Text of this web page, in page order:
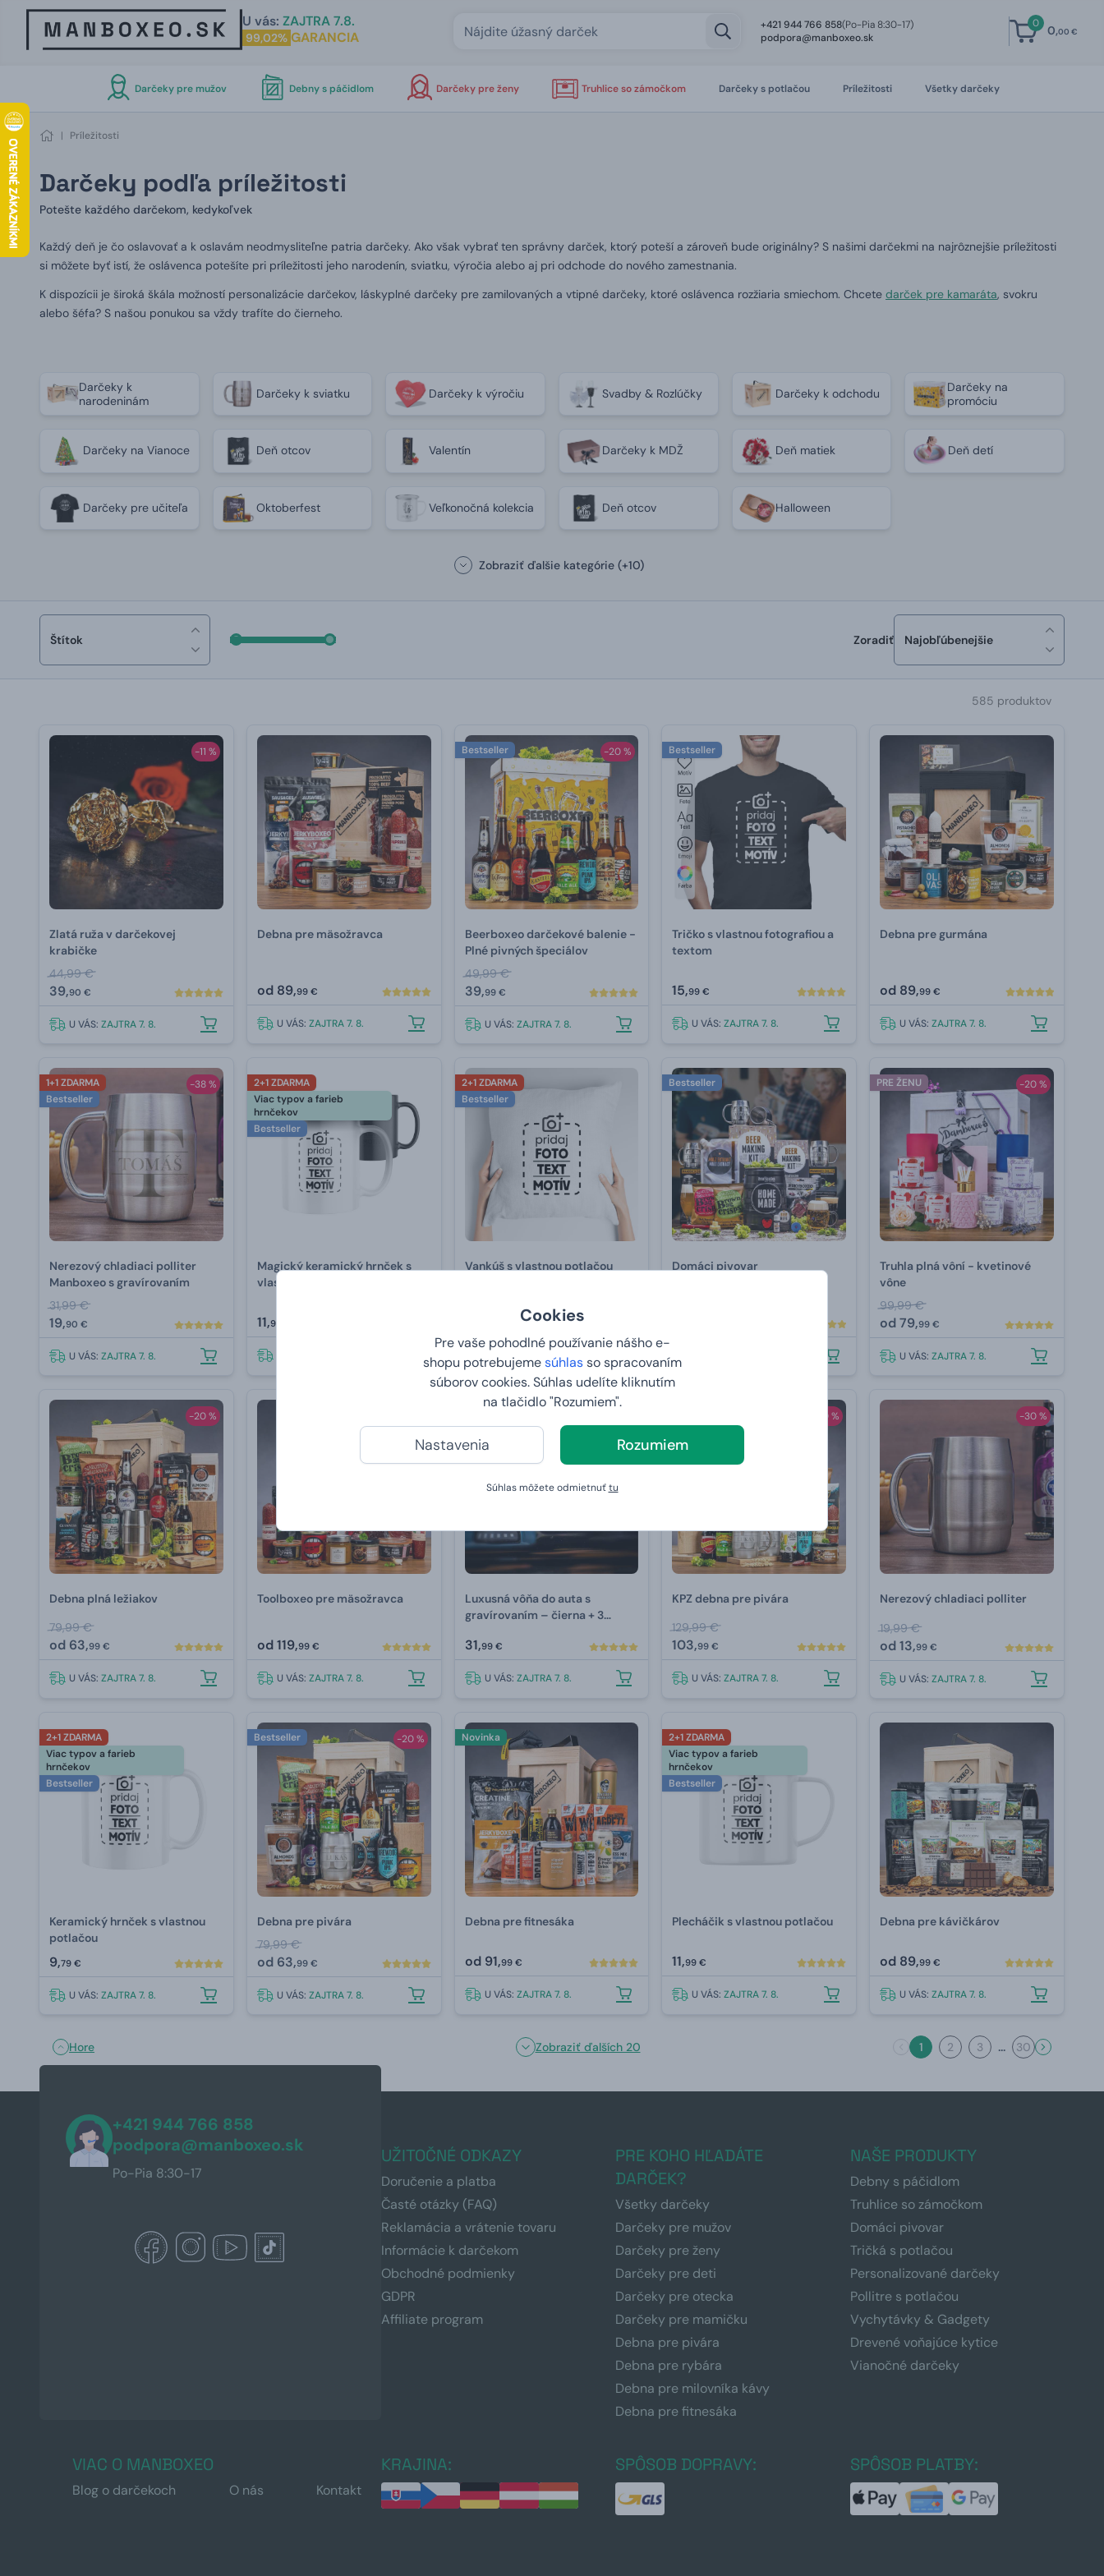
Cookies
Pre vaše pohodlné používanie nášho e-
shopu potrebujemesúhlasso spracovaním
súborov cookies. Súhlas udelíte kliknutím
na tlačidlo "Rozumiem".
Nastavenia Rozumiem
Súhlas môžete odmietnuťtu
U vás: ZAJTRA 7.8.
99,02% GARANCIA
+421 944 766 858(Po-Pia 8:30-17)
podpora@manboxeo.sk
0 0,00 €
Darčeky pre mužov Debny s páčidlom Darčeky pre ženy Truhlice so zámočkom Darčeky s potlačou Príležitosti Všetky darčeky
| Príležitosti
Darčeky podľa príležitosti
Potešte každého darčekom, kedykoľvek
Každý deň je čo oslavovať a k oslavám neodmysliteľne patria darčeky. Ako však vybrať ten správny darček, ktorý poteší a zároveň bude originálny? S našimi darčekmi na najrôznejšie príležitosti
si môžete byť istí, že oslávenca potešíte pri príležitosti jeho narodenín, sviatku, výročia alebo aj pri odchode do nového zamestnania.
K dispozícii je široká škála možností personalizácie darčekov, láskyplné darčeky pre zamilovaných a vtipné darčeky, ktoré oslávenca rozžiaria smiechom. Chcete darček pre kamaráta, svokru
alebo šéfa? S našou ponukou sa vždy trafíte do čierneho.
Darčeky k
narodeninám
Darčeky k sviatku Darčeky k výročiu Svadby & Rozlúčky Darčeky k odchodu
Darčeky na
promóciu
Darčeky na Vianoce Deň otcov Valentín Darčeky k MDŽ Deň matiek Deň detí
Darčeky pre učiteľa Oktoberfest Veľkonočná kolekcia Deň otcov Halloween
Zobraziť ďalšie kategórie (+10)
Štítok Zoradiť Najobľúbenejšie
585 produktov
-11 %
Zlatá ruža v darčekovej
krabičke
44,99 €
39,90 €
U VÁS: ZAJTRA 7. 8.
Debna pre mäsožravca
od 89,99 €
U VÁS: ZAJTRA 7. 8.
-20 %
Bestseller
Beerboxeo darčekové balenie -
Plné pivných špeciálov
49,99 €
39,99 €
U VÁS: ZAJTRA 7. 8.
Bestseller
Tričko s vlastnou fotografiou a
textom
15,99 €
U VÁS:ZAJTRA 7. 8.
Debna pre gurmána
od 89,99 €
U VÁS:ZAJTRA 7. 8.
-38 %
1+1 ZDARMA
Bestseller
Nerezový chladiaci polliter
Manboxeo s gravírovaním
31,99 €
19,90 €
U VÁS: ZAJTRA 7. 8.
2+1 ZDARMA
Viac typov a farieb
hrnčekov
Bestseller
Magický keramický hrnček s
vlastnou potlačou
11,99 €
2+1 ZDARMA
Bestseller
Vankúš s vlastnou potlačou
U VÁS: ZAJTRA 7. 8.
Bestseller
Domáci pivovar
-20 %
PRE ŽENU
Truhla plná vôní - kvetinové
vône
99,99 €
od79,99 €
U VÁS:ZAJTRA 7. 8.
-20 %
Debna plná ležiakov
79,99 €
od 63,99 €
U VÁS: ZAJTRA 7. 8.
Toolboxeo pre mäsožravca
od119,99 €
U VÁS: ZAJTRA 7. 8.
Luxusná vôňa do auta s
gravírovaním –⁠ čierna + 3
31,99 €
U VÁS: ZAJTRA 7. 8.
-20 %
KPZ debna pre pivára
129,99 €
103,99 €
U VÁS:ZAJTRA 7. 8.
-30 %
Nerezový chladiaci polliter
19,99 €
od13,99 €
U VÁS:ZAJTRA 7. 8.
2+1 ZDARMA
Viac typov a farieb
hrnčekov
Bestseller
Keramický hrnček s vlastnou
potlačou
9,79 €
U VÁS: ZAJTRA 7. 8.
-20 %
Bestseller
Debna pre pivára
79,99 €
od 63,99 €
U VÁS: ZAJTRA 7. 8.
Novinka
Debna pre fitnesáka
od 91,99 €
U VÁS: ZAJTRA 7. 8.
2+1 ZDARMA
Viac typov a farieb
hrnčekov
Bestseller
Plecháčik s vlastnou potlačou
11,99 €
U VÁS:ZAJTRA 7. 8.
Debna pre kávičkárov
od 89,99 €
U VÁS:ZAJTRA 7. 8.
Hore Zobraziť ďalších 20 1 2 3 ... 30
+421 944 766 858
podpora@manboxeo.sk
Po-Pia 8:30-17
UŽITOČNÉ ODKAZY
Doručenie a platba
Časté otázky (FAQ)
Reklamácia a vrátenie tovaru
Informácie k darčekom
Obchodné podmienky
GDPR
Affiliate program
PRE KOHO HĽADÁTE
DARČEK?
Všetky darčeky
Darčeky pre mužov
Darčeky pre ženy
Darčeky pre deti
Darčeky pre otecka
Darčeky pre mamičku
Debna pre pivára
Debna pre rybára
Debna pre milovníka kávy
Debna pre fitnesáka
NAŠE PRODUKTY
Debny s páčidlom
Truhlice so zámočkom
Domáci pivovar
Tričká s potlačou
Personalizované darčeky
Pollitre s potlačou
Vychytávky & Gadgety
Drevené voňajúce kytice
Vianočné darčeky
VIAC O MANBOXEO
Blog o darčekoch O nás Kontakt
KRAJINA: SPÔSOB DOPRAVY: SPÔSOB PLATBY: